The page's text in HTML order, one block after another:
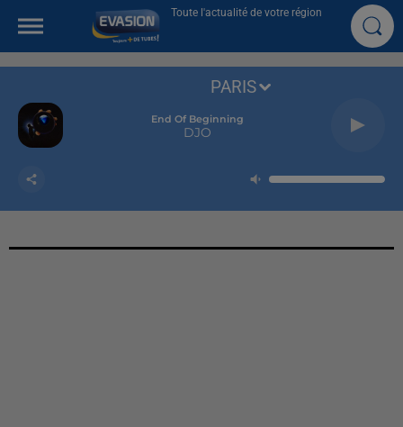
Toute l'actualité de votre région
End Of Beginning
DJO
PARIS